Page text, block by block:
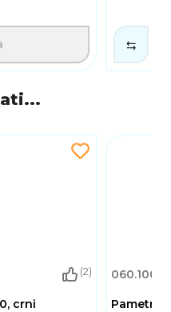
(2)
crni Pametni